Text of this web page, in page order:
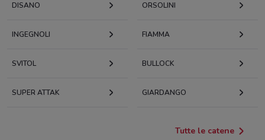
DISANO ORSOLINI
INGEGNOLI FIAMMA
SVITOL BULLOCK
SUPER ATTAK GIARDANGO
Tutte le catene